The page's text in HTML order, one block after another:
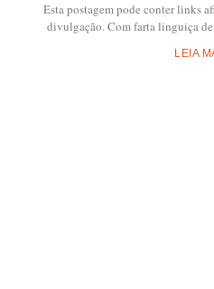
Esta postagem pode conter links
divulgação. Com farta linguiça
LEIA